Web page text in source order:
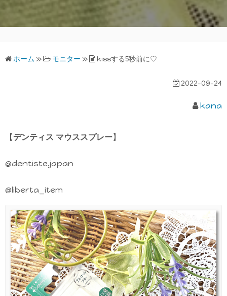
ホーム » モニター » kissする5秒前に♡
2022-09-24
kana
【デンティス マウススプレー】
@dentiste.japan
@liberta_item